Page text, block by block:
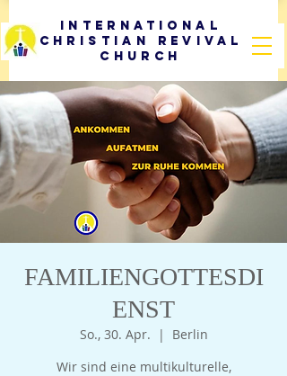
International
Christian Revival
Church
FAMILIENGOTTESDI
ENST
So., 30. Apr.
  |
Berlin
Wir sind eine multikulturelle,